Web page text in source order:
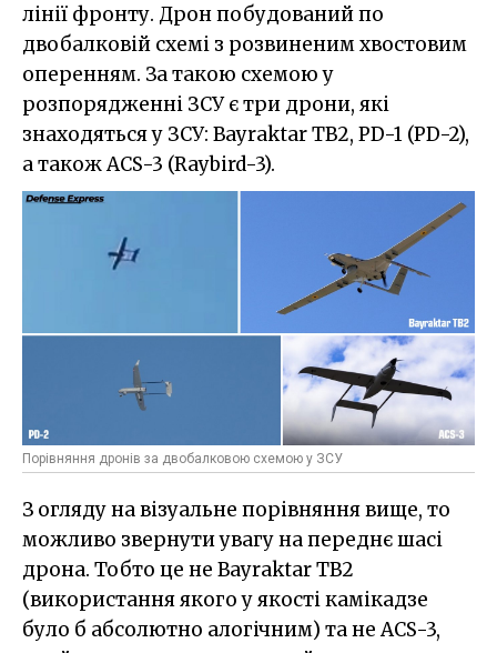
лінії фронту. Дрон побудований по
двобалковій схемі з розвиненим хвостовим
оперенням. За такою схемою у
розпорядженні ЗСУ є три дрони, які
знаходяться у ЗСУ: Bayraktar TB2, PD-1 (PD-2),
а також ACS-3 (Raybird-3).
Порівняння дронів за двобалковою схемою у ЗСУ
З огляду на візуальне порівняння вище, то
можливо звернути увагу на переднє шасі
дрона. Тобто це не Bayraktar TB2
(використання якого у якості камікадзе
було б абсолютно алогічним) та не ACS-3,